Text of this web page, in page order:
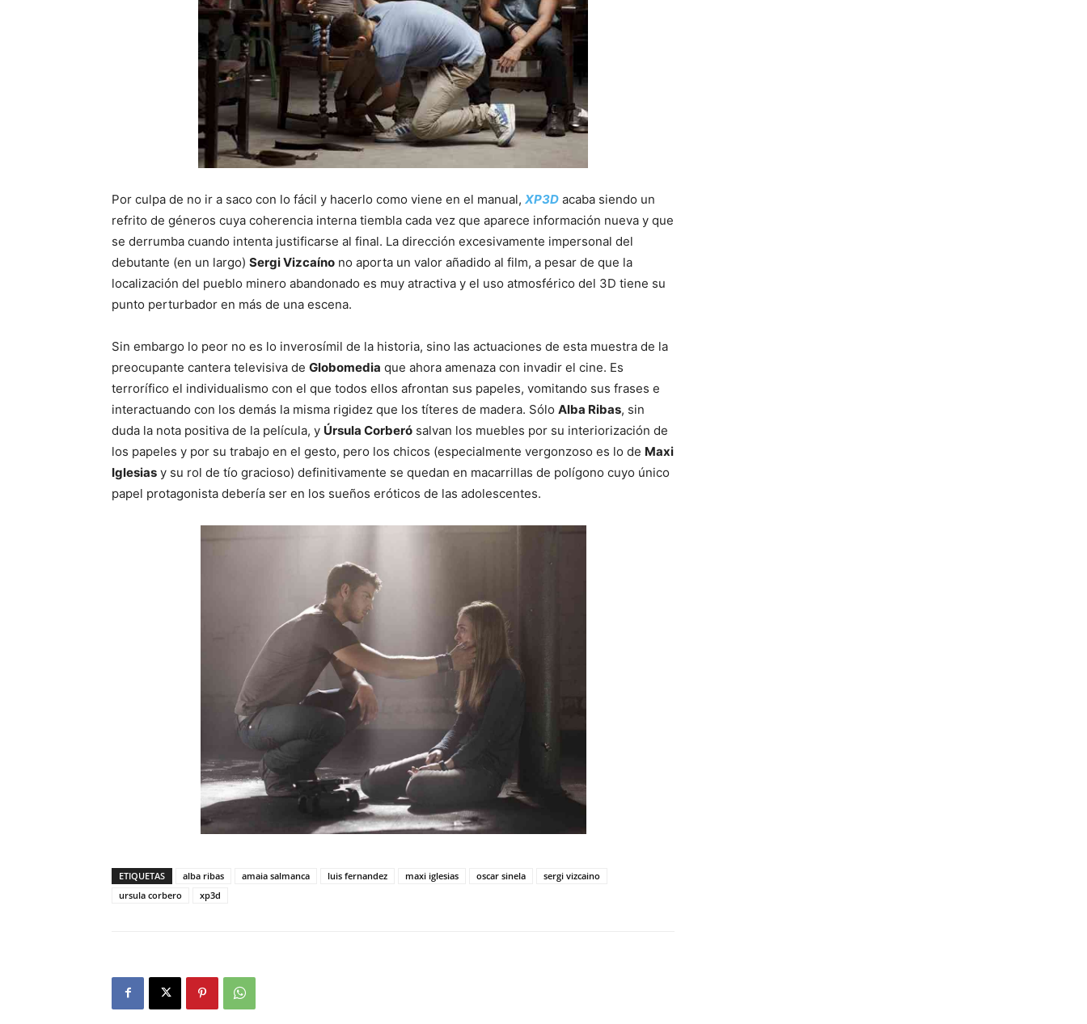
Por culpa de no ir a saco con lo fácil y hacerlo como viene en el manual, XP3D acaba siendo un
refrito de géneros cuya coherencia interna tiembla cada vez que aparece información nueva y que
se derrumba cuando intenta justificarse al final. La dirección excesivamente impersonal del
debutante (en un largo) Sergi Vizcaíno no aporta un valor añadido al film, a pesar de que la
localización del pueblo minero abandonado es muy atractiva y el uso atmosférico del 3D tiene su
punto perturbador en más de una escena.
Sin embargo lo peor no es lo inverosímil de la historia, sino las actuaciones de esta muestra de la
preocupante cantera televisiva de Globomedia que ahora amenaza con invadir el cine. Es
terrorífico el individualismo con el que todos ellos afrontan sus papeles, vomitando sus frases e
interactuando con los demás la misma rigidez que los títeres de madera. Sólo Alba Ribas, sin
duda la nota positiva de la película, y Úrsula Corberó salvan los muebles por su interiorización de
los papeles y por su trabajo en el gesto, pero los chicos (especialmente vergonzoso es lo de Maxi
Iglesias y su rol de tío gracioso) definitivamente se quedan en macarrillas de polígono cuyo único
papel protagonista debería ser en los sueños eróticos de las adolescentes.
ETIQUETAS alba ribas amaia salmanca luis fernandez maxi iglesias oscar sinela
sergi vizcaino
ursula corbero
xp3d